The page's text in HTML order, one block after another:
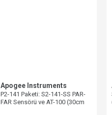
Apogee Instruments
P2-141 Paketi: S2-141-SS PAR-
FAR Sensörü ve AT-100 (30cm